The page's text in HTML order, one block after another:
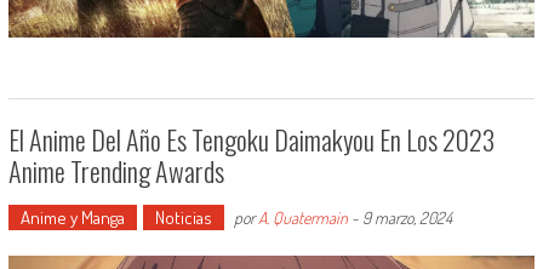
El Anime Del Año Es Tengoku Daimakyou En Los 2023
Anime Trending Awards
Anime y Manga Noticias porA. Quatermain- 9 marzo, 2024